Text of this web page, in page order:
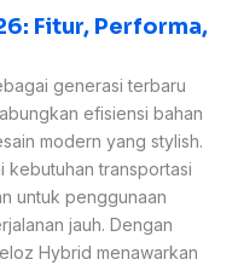
Fitur, Performa,
generasi terbaru
efisiensi bahan
modern yang stylish.
kebutuhan transportasi
untuk penggunaan
jauh. Dengan
Hybrid menawarkan